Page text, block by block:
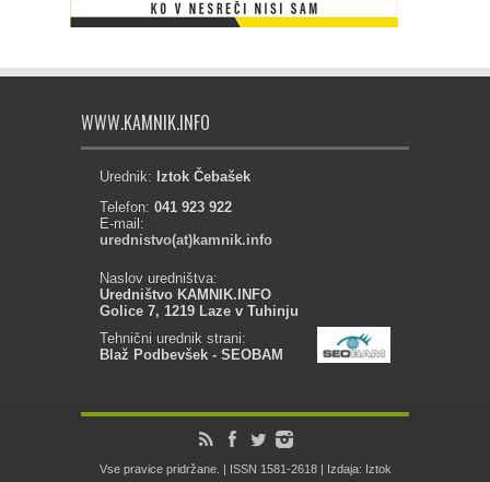
WWW.KAMNIK.INFO
Urednik: Iztok Čebašek
Telefon: 041 923 922
E-mail:
urednistvo(at)kamnik.info
Naslov uredništva:
Uredništvo KAMNIK.INFO
Golice 7, 1219 Laze v Tuhinju
Tehnični urednik strani:
Blaž Podbevšek - SEOBAM
Vse pravice pridržane. | ISSN 1581-2618 | Izdaja: Iztok